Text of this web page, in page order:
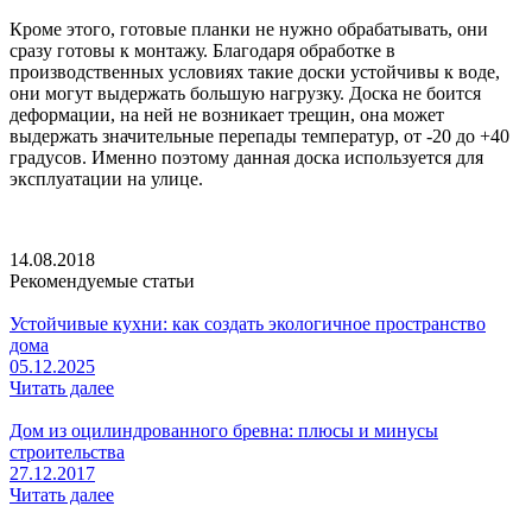
Кроме этого, готовые планки не нужно обрабатывать, они
сразу готовы к монтажу. Благодаря обработке в
производственных условиях такие доски устойчивы к воде,
они могут выдержать большую нагрузку. Доска не боится
деформации, на ней не возникает трещин, она может
выдержать значительные перепады температур, от -20 до +40
градусов. Именно поэтому данная доска используется для
эксплуатации на улице.
14.08.2018
Рекомендуемые статьи
Устойчивые кухни: как создать экологичное пространство
дома
05.12.2025
Читать далее
Дом из оцилиндрованного бревна: плюсы и минусы
строительства
27.12.2017
Читать далее